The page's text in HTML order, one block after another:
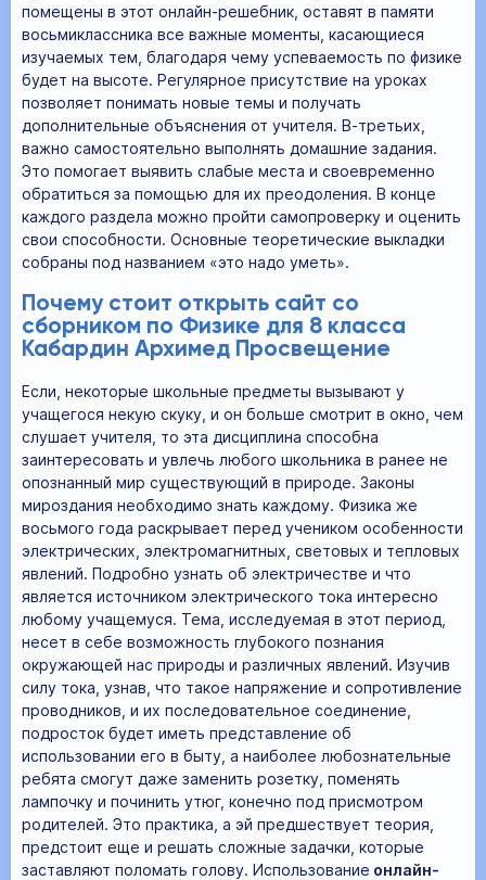
помещены в этот онлайн-решебник, оставят в памяти
восьмиклассника все важные моменты, касающиеся
изучаемых тем, благодаря чему успеваемость по физике
будет на высоте. Регулярное присутствие на уроках
позволяет понимать новые темы и получать
дополнительные объяснения от учителя. В-третьих,
важно самостоятельно выполнять домашние задания.
Это помогает выявить слабые места и своевременно
обратиться за помощью для их преодоления. В конце
каждого раздела можно пройти самопроверку и оценить
свои способности. Основные теоретические выкладки
собраны под названием «это надо уметь».
Почему стоит открыть сайт со
сборником по Физике для 8 класса
Кабардин Архимед Просвещение
Если, некоторые школьные предметы вызывают у
учащегося некую скуку, и он больше смотрит в окно, чем
слушает учителя, то эта дисциплина способна
заинтересовать и увлечь любого школьника в ранее не
опознанный мир существующий в природе. Законы
мироздания необходимо знать каждому. Физика же
восьмого года раскрывает перед учеником особенности
электрических, электромагнитных, световых и тепловых
явлений. Подробно узнать об электричестве и что
является источником электрического тока интересно
любому учащемуся. Тема, исследуемая в этот период,
несет в себе возможность глубокого познания
окружающей нас природы и различных явлений. Изучив
силу тока, узнав, что такое напряжение и сопротивление
проводников, и их последовательное соединение,
подросток будет иметь представление об
использовании его в быту, а наиболее любознательные
ребята смогут даже заменить розетку, поменять
лампочку и починить утюг, конечно под присмотром
родителей. Это практика, а эй предшествует теория,
предстоит еще и решать сложные задачки, которые
заставляют поломать голову. Использование онлайн-